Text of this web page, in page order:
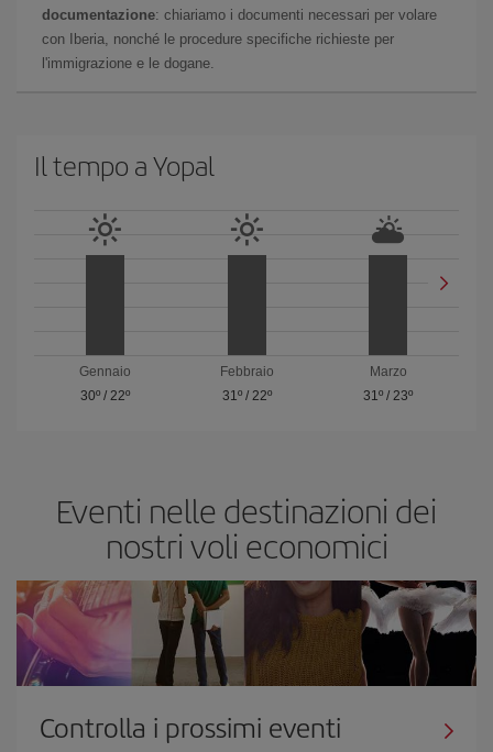
documentazione: chiariamo i documenti necessari per volare
con Iberia, nonché le procedure specifiche richieste per
l'immigrazione e le dogane.
Il tempo a Yopal
Gennaio
30º/ 22º
Febbraio
31º/ 22º
Marzo
31º / 23º
Eventi nelle destinazioni dei
nostri voli economici
Controlla i prossimi eventi